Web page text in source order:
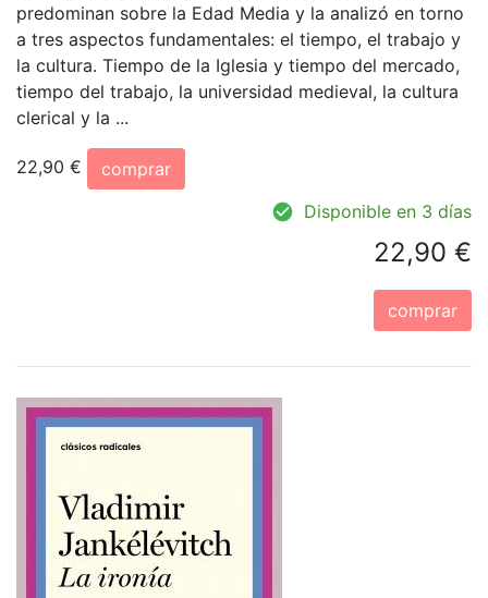
predominan sobre la Edad Media y la analizó en torno
a tres aspectos fundamentales: el tiempo, el trabajo y
la cultura. Tiempo de la Iglesia y tiempo del mercado,
tiempo del trabajo, la universidad medieval, la cultura
clerical y la ...
22,90 €
comprar
Disponible en 3 días
22,90 €
comprar